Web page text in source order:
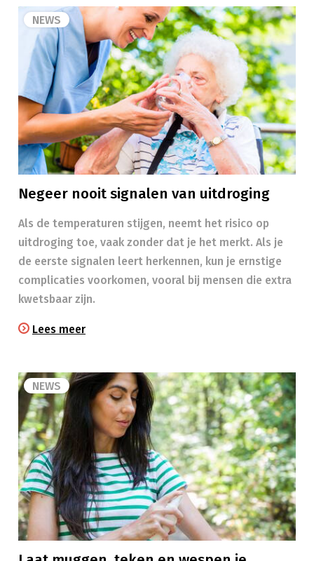
NEWS
Negeer nooit signalen van uitdroging
Als de temperaturen stijgen, neemt het risico op
uitdroging toe, vaak zonder dat je het merkt. Als je
de eerste signalen leert herkennen, kun je ernstige
complicaties voorkomen, vooral bij mensen die extra
kwetsbaar zijn.
Lees meer
NEWS